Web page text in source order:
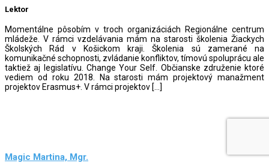
Lektor
Momentálne pôsobím v troch organizáciách Regionálne centrum
mládeže. V rámci vzdelávania mám na starosti školenia Žiackych
Školských Rád v Košickom kraji. Školenia sú zamerané na
komunikačné schopnosti, zvládanie konfliktov, tímovú spoluprácu ale
taktiež aj legislatívu. Change Your Self. Občianske združenie ktoré
vediem od roku 2018. Na starosti mám projektový manažment
projektov Erasmus+. V rámci projektov […]
Magic Martina, Mgr.